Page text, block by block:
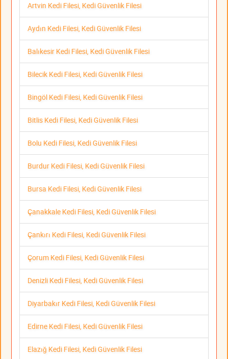
Artvin Kedi Filesi, Kedi Güvenlik Filesi
Aydın Kedi Filesi, Kedi Güvenlik Filesi
Balıkesir Kedi Filesi, Kedi Güvenlik Filesi
Bilecik Kedi Filesi, Kedi Güvenlik Filesi
Bingöl Kedi Filesi, Kedi Güvenlik Filesi
Bitlis Kedi Filesi, Kedi Güvenlik Filesi
Bolu Kedi Filesi, Kedi Güvenlik Filesi
Burdur Kedi Filesi, Kedi Güvenlik Filesi
Bursa Kedi Filesi, Kedi Güvenlik Filesi
Çanakkale Kedi Filesi, Kedi Güvenlik Filesi
Çankırı Kedi Filesi, Kedi Güvenlik Filesi
Çorum Kedi Filesi, Kedi Güvenlik Filesi
Denizli Kedi Filesi, Kedi Güvenlik Filesi
Diyarbakır Kedi Filesi, Kedi Güvenlik Filesi
Edirne Kedi Filesi, Kedi Güvenlik Filesi
Elazığ Kedi Filesi, Kedi Güvenlik Filesi